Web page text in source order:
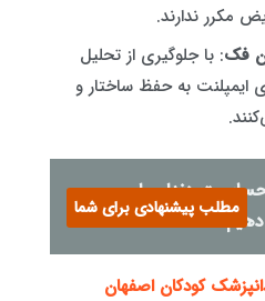
مکرر ندارند.
فک: با جلوگیری از تحلیل
ایمپلنت به حفظ ساختار و
دندان را
مطلب پیشنهادی برای شما
کودکان اصفهان